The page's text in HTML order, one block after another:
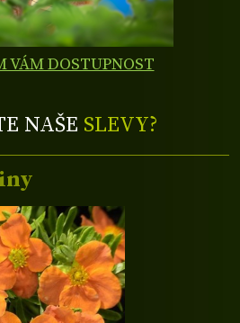
VÁM DOSTUPNOST
NAŠE SLEVY?